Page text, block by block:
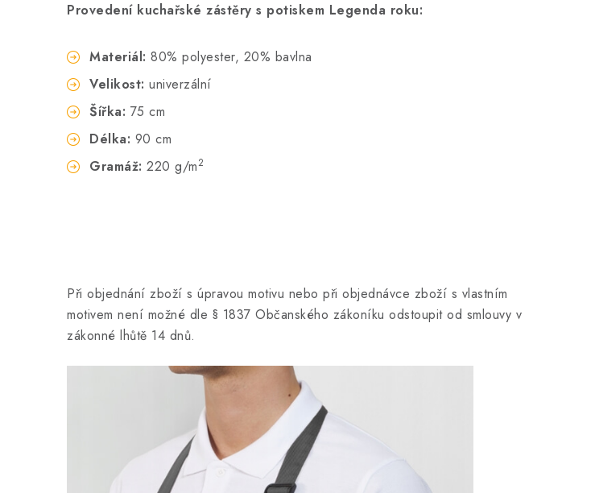
Provedení kuchařské zástěry s potiskem Legenda roku:
Materiál: 80% polyester, 20% bavlna
Velikost: univerzální
Šířka: 75 cm
Délka: 90 cm
Gramáž: 220 g/m2
Při objednání zboží s úpravou motivu nebo při objednávce zboží s vlastním
motivem není možné dle § 1837 Občanského zákoníku odstoupit od smlouvy v
zákonné lhůtě 14 dnů.